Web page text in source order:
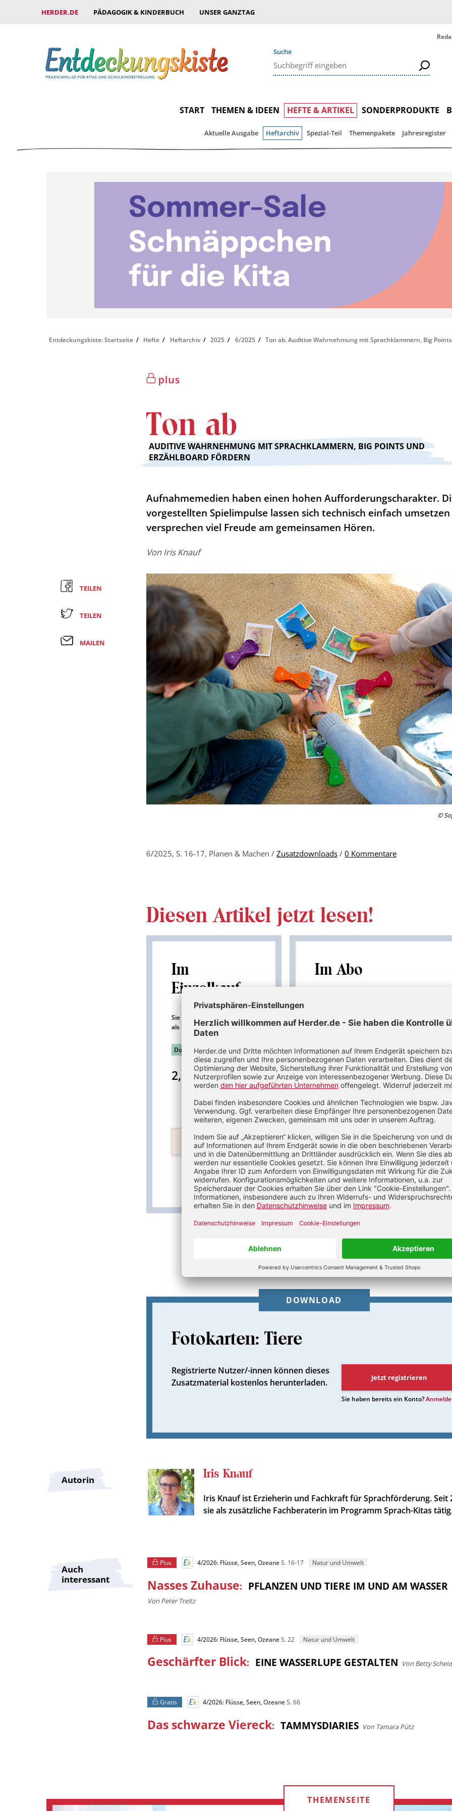
HERDER.DE PÄDAGOGIK & KINDERBUCH UNSER GANZTAG
Suche
START THEMEN & IDEEN HEFTE & ARTIKEL SONDERPRODUKTE
Aktuelle Ausgabe Heftarchiv Spezial-Teil Themenpakete Jahresregister
Entdeckungskiste: Startseite Hefte Heftarchiv 2025 6/2025 Ton ab. Auditive Wahrnehmung mit Sprachklammern, Big
Ton ab
:
AUDITIVE WAHRNEHMUNG MIT SPRACHKLAMMERN, BIG POINTS UND
ERZÄHLBOARD FÖRDERN
Aufnahmemedien haben einen hohen Aufforderungscharakter.
vorgestellten Spielimpulse lassen sich technisch einfach
versprechen viel Freude am gemeinsamen Hören.
VonIris Knauf
©
6/2025, S. 16-17, Planen & Machen / Zusatzdownloads/ 0 Kommentare
Diesen Artikel jetzt lesen!
Im
Einzelkauf
Sie erhalten diesen Artikel
als PDF-Datei.
Download sofort verfügbar
2,95 €inkl. MwSt
PDF bestellen
Im Abo
+ Digitalzugang
inkl. MwSt., zzgl. 10,80 € Versand (D)
Im Abo Im Digital-Abo
Abo testen
TEILEN
TEILEN
MAILEN
DOWNLOAD
Fotokarten: Tiere
Registrierte Nutzer/-innen können dieses
Zusatzmaterial kostenlos herunterladen.
Jetzt registrieren
Sie haben bereits ein Konto?
Autorin Iris Knauf
Iris Knauf ist Erzieherin und Fachkraft für Sprachförderung. Seit
sie als zusätzliche Fachberaterin im Programm Sprach-Kitas
Auch
interessant
Plus 4/2026: Flüsse, Seen, OzeaneS. 16-17 Natur und Umwelt
Nasses Zuhause: PFLANZEN UND TIERE IM UND AM WASSER
Von Peter Treitz
Plus 4/2026: Flüsse, Seen, OzeaneS. 22 Natur und Umwelt
Geschärfter Blick: EINE WASSERLUPE GESTALTEN Von Betty Scheid
Gratis 4/2026: Flüsse, Seen, OzeaneS. 66
Das schwarze Viereck: TAMMYSDIARIES Von Tamara Pütz
THEMENSEITE